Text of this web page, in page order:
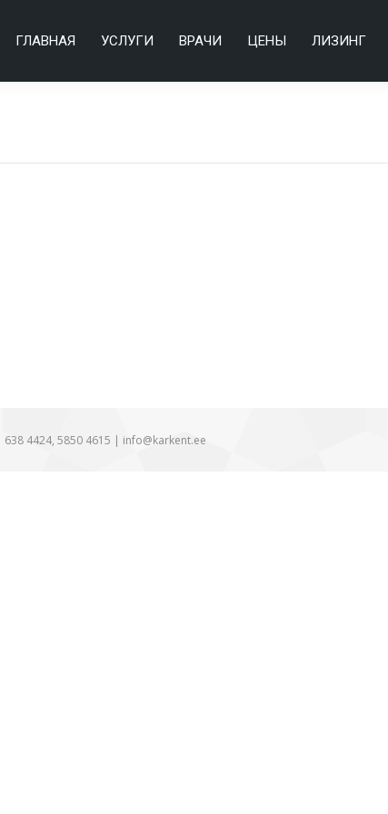
ГЛАВНАЯ УСЛУГИ ВРАЧИ ЦЕНЫ ЛИЗИНГ
638 4424, 5850 4615 | info@karkent.ee
ГЛАВНАЯ УСЛУГИ ВРАЧИ ЦЕНЫ ЛИЗИНГ